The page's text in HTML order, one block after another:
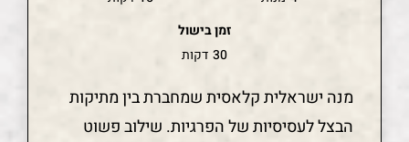
זמן בישול
30 דקות
מנה ישראלית קלאסית שמחברת בין מתיקות
הבצל לעסיסיות של הפרגיות. שילוב פשוט